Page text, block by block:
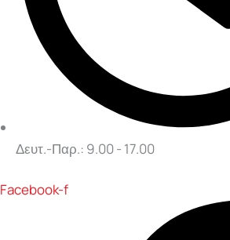
Δευτ.-Παρ.: 9.00 - 17.00
Facebook-f